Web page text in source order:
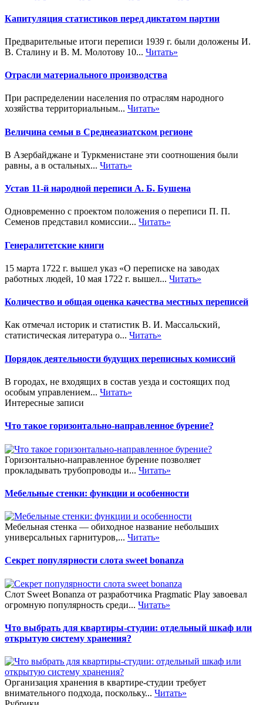
Капитуляция статистиков перед диктатом партии
Предварительные итоги переписи 1939 г. были доложены И.
В. Сталину и В. М. Молотову 10... Читать»
Отрасли материального производства
При распределении населения по отраслям народного
хозяйства территориальным... Читать»
Величина семьи в Среднеазиатском регионе
В Азербайджане и Туркменистане эти соотношения были
равны, а в остальных... Читать»
Устав 11-й народной переписи А. Б. Бушена
Одновременно с проектом положения о переписи П. П.
Семенов представил комиссии... Читать»
Генералитетские книги
15 марта 1722 г. вышел указ «О переписке на заводах
работных людей, 10 мая 1722 г. вышел... Читать»
Количество и общая оценка качества местных переписей
Как отмечал историк и статистик В. И. Массальский,
статистическая литература о... Читать»
Порядок деятельности будущих переписных комиссий
В городах, не входящих в состав уезда и состоящих под
особым управлением... Читать»
Интересные записи
Что такое горизонтально-направленное бурение?
Горизонтально-направленное бурение позволяет
прокладывать трубопроводы и... Читать»
Мебельные стенки: функции и особенности
Мебельная стенка — обиходное название небольших
универсальных гарнитуров,... Читать»
Секрет популярности слота sweet bonanza
Слот Sweet Bonanza от разработчика Pragmatic Play завоевал
огромную популярность среди... Читать»
Что выбрать для квартиры-студии: отдельный шкаф или
открытую систему хранения?
Организация хранения в квартире-студии требует
внимательного подхода, поскольку... Читать»